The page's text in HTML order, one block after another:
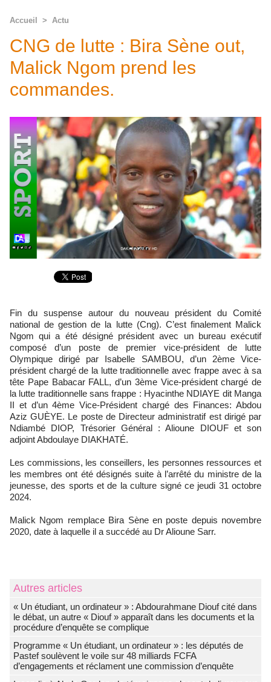
Accueil > Actu
CNG de lutte : Bira Sène out,
Malick Ngom prend les
commandes.
Fin du suspense autour du nouveau président du Comité
national de gestion de la lutte (Cng). C’est finalement Malick
Ngom qui a été désigné président avec un bureau exécutif
composé d’un poste de premier vice-président de lutte
Olympique dirigé par Isabelle SAMBOU, d’un 2ème Vice-
président chargé de la lutte traditionnelle avec frappe avec à sa
tête Pape Babacar FALL, d’un 3ème Vice-président chargé de
la lutte traditionnelle sans frappe : Hyacinthe NDIAYE dit Manga
II et d’un 4ème Vice-Président chargé des Finances: Abdou
Aziz GUÈYE. Le poste de Directeur administratif est dirigé par
Ndiambé DIOP, Trésorier Général : Alioune DIOUF et son
adjoint Abdoulaye DIAKHATÉ.
Les commissions, les conseillers, les personnes ressources et
les membres ont été désignés suite à l’arrêté du ministre de la
jeunesse, des sports et de la culture signé ce jeudi 31 octobre
2024.
Malick Ngom remplace Bira Sène en poste depuis novembre
2020, date à laquelle il a succédé au Dr Alioune Sarr.
Autres articles
« Un étudiant, un ordinateur » : Abdourahmane Diouf cité dans
le débat, un autre « Diouf » apparaît dans les documents et la
procédure d’enquête se complique
Programme « Un étudiant, un ordinateur » : les députés de
Pastef soulèvent le voile sur 48 milliards FCFA
d’engagements et réclament une commission d’enquête